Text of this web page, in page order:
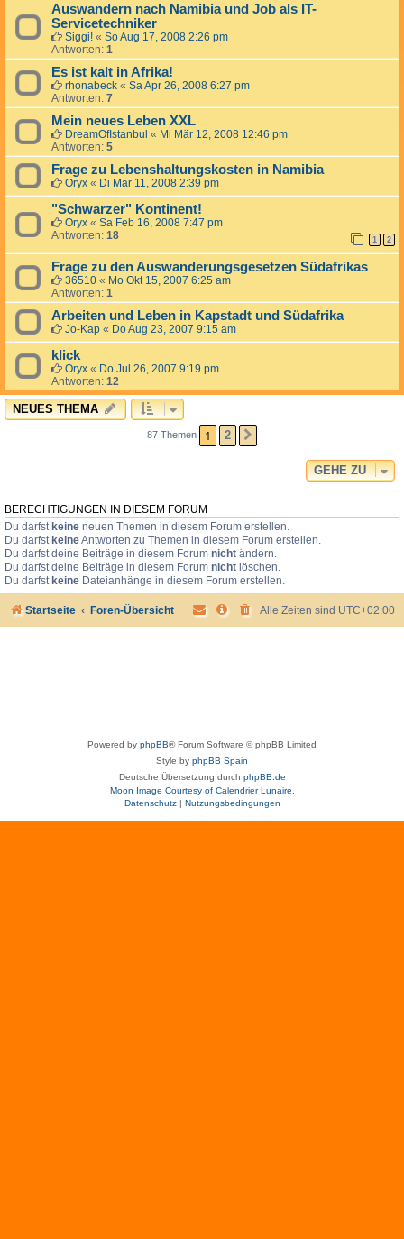
Auswandern nach Namibia und Job als IT-
Servicetechniker
Siggi! « So Aug 17, 2008 2:26 pm
Antworten: 1
Es ist kalt in Afrika!
rhonabeck « Sa Apr 26, 2008 6:27 pm
Antworten: 7
Mein neues Leben XXL
DreamOfIstanbul « Mi Mär 12, 2008 12:46 pm
Antworten: 5
Frage zu Lebenshaltungskosten in Namibia
Oryx « Di Mär 11, 2008 2:39 pm
"Schwarzer" Kontinent!
Oryx « Sa Feb 16, 2008 7:47 pm
Antworten: 18 1 2
Frage zu den Auswanderungsgesetzen Südafrikas
36510 « Mo Okt 15, 2007 6:25 am
Antworten: 1
Arbeiten und Leben in Kapstadt und Südafrika
Jo-Kap « Do Aug 23, 2007 9:15 am
klick
Oryx « Do Jul 26, 2007 9:19 pm
Antworten: 12
NEUES THEMA
87 Themen 1 2
GEHE ZU
BERECHTIGUNGEN IN DIESEM FORUM
Du darfst keine neuen Themen in diesem Forum erstellen.
Du darfst keineAntworten zu Themen in diesem Forum erstellen.
Du darfst deine Beiträge in diesem Forum nicht ändern.
Du darfst deine Beiträge in diesem Forum nicht löschen.
Du darfst keine Dateianhänge in diesem Forum erstellen.
Startseite Foren-Übersicht Alle Zeiten sind UTC+02:00
Powered by phpBB® Forum Software © phpBB Limited
Style by phpBB Spain
Deutsche Übersetzung durch phpBB.de
Moon Image Courtesy of Calendrier Lunaire.
Datenschutz| Nutzungsbedingungen